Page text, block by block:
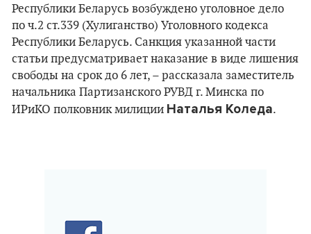
Республики Беларусь возбуждено уголовное дело
по ч.2 ст.339 (Хулиганство) Уголовного кодекса
Республики Беларусь. Санкция указанной части
статьи предусматривает наказание в виде лишения
свободы на срок до 6 лет, – рассказала заместитель
начальника Партизанского РУВД г. Минска по
ИРиКО полковник милиции Наталья Коледа.